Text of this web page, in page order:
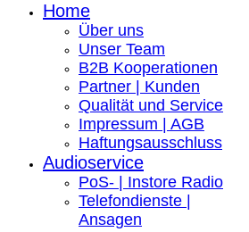
Home
Über uns
Unser Team
B2B Kooperationen
Partner | Kunden
Qualität und Service
Impressum | AGB
Haftungsausschluss
Audioservice
PoS- | Instore Radio
Telefondienste |
Ansagen